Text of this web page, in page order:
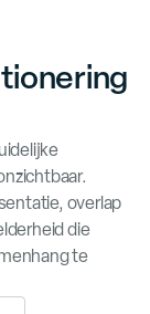
overlap
die
te